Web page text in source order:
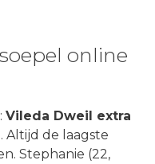
online
Vileda Dweil extra
. Altijd de laagste
Stephanie (22,